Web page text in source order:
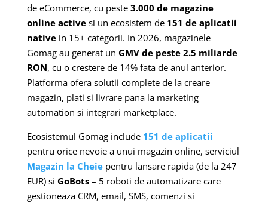
de eCommerce, cu peste 3.000 de magazine
online activesi un ecosistem de 151 de aplicatii
nativein 15+ categorii. In 2026, magazinele
Gomag au generat un GMV de peste 2.5 miliarde
RON, cu o crestere de 14% fata de anul anterior.
Platforma ofera solutii complete de la creare
magazin, plati si livrare pana la marketing
automation si integrari marketplace.
Ecosistemul Gomag include 151 de aplicatii
pentru orice nevoie a unui magazin online, serviciul
Magazin la Cheiepentru lansare rapida (de la 247
EUR) si GoBots– 5 roboti de automatizare care
gestioneaza CRM, email, SMS, comenzi si